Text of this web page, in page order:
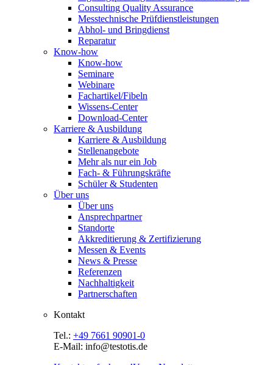
Consulting Quality Assurance
Messtechnische Prüfdienstleistungen
Abhol- und Bringdienst
Reparatur
Know-how
Know-how
Seminare
Webinare
Fachartikel/Fibeln
Wissens-Center
Download-Center
Karriere & Ausbildung
Karriere & Ausbildung
Stellenangebote
Mehr als nur ein Job
Fach- & Führungskräfte
Schüler & Studenten
Über uns
Über uns
Ansprechpartner
Standorte
Akkreditierung & Zertifizierung
Messen & Events
News & Presse
Referenzen
Nachhaltigkeit
Partnerschaften
Kontakt
Tel.: +49 7661 90901-0
E-Mail: info@testotis.de